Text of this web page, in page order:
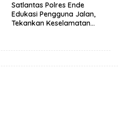
Satlantas Polres Ende
Edukasi Pengguna Jalan,
Tekankan Keselamatan